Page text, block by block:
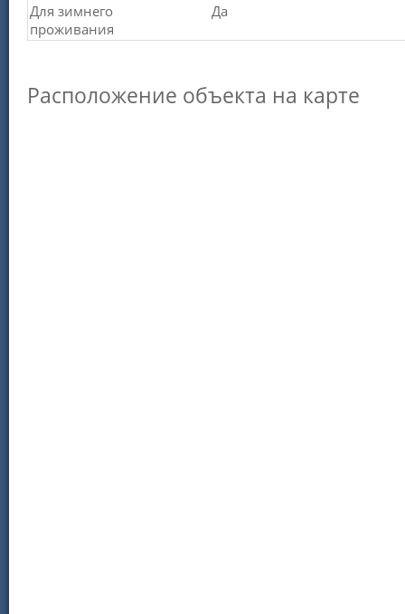
Для зимнего
проживания
Да
Расположение объекта на карте